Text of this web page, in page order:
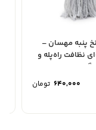
پنبه مهسان –
نظافت راه‌پله و
640,000 تومان